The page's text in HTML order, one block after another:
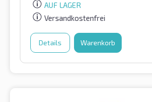
AUF LAGER
Versandkostenfrei
Details Warenkorb